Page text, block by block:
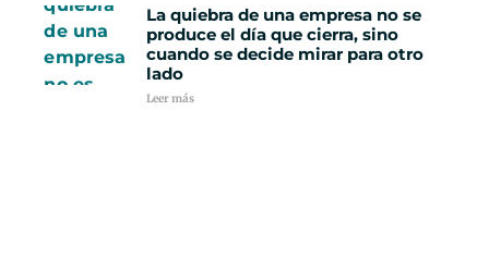
La quiebra de una empresa no se
produce el día que cierra, sino
cuando se decide mirar para otro
lado
Leer más